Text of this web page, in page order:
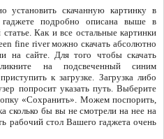
установить скачанную картинку в
гаджете подробно описана выше в
Как и все остальные картинки
fine river можно скачать абсолютно
на сайте. Для того чтобы скачать
на подсвеченный синим
к загрузке. Загрузка либо
попросит указать путь. Выберите
«Сохранить». Можем поспорить,
сколько бы вы не смотрели на нее на
рабочий стол Вашего гаджета очень